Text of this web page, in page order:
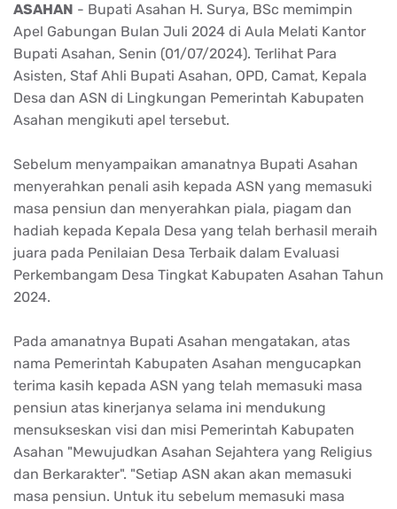
ASAHAN - Bupati Asahan H. Surya, BSc memimpin
Apel Gabungan Bulan Juli 2024 di Aula Melati Kantor
Bupati Asahan, Senin (01/07/2024). Terlihat Para
Asisten, Staf Ahli Bupati Asahan, OPD, Camat, Kepala
Desa dan ASN di Lingkungan Pemerintah Kabupaten
Asahan mengikuti apel tersebut.
Sebelum menyampaikan amanatnya Bupati Asahan
menyerahkan penali asih kepada ASN yang memasuki
masa pensiun dan menyerahkan piala, piagam dan
hadiah kepada Kepala Desa yang telah berhasil meraih
juara pada Penilaian Desa Terbaik dalam Evaluasi
Perkembangam Desa Tingkat Kabupaten Asahan Tahun
2024.
Pada amanatnya Bupati Asahan mengatakan, atas
nama Pemerintah Kabupaten Asahan mengucapkan
terima kasih kepada ASN yang telah memasuki masa
pensiun atas kinerjanya selama ini mendukung
mensukseskan visi dan misi Pemerintah Kabupaten
Asahan "Mewujudkan Asahan Sejahtera yang Religius
dan Berkarakter". "Setiap ASN akan akan memasuki
masa pensiun. Untuk itu sebelum memasuki masa